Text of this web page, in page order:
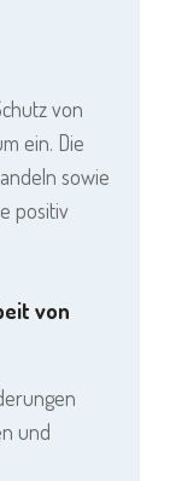
von
ein. Die
sowie
positiv
von
und